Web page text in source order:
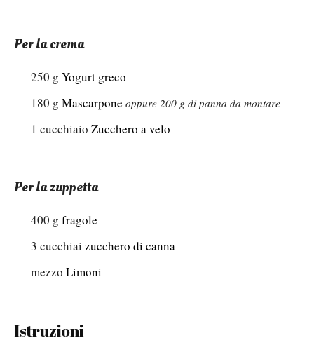
Per la crema
250 g Yogurt greco
180 g Mascarpone oppure 200 g di panna da montare
1 cucchiaio Zucchero a velo
Per la zuppetta
400 g fragole
3 cucchiai zucchero di canna
mezzo Limoni
Istruzioni